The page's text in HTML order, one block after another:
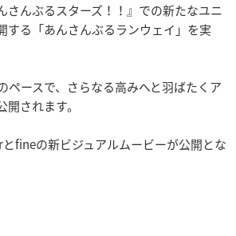
さんぶるスターズ！！』での新たなユニ
する「あんさんぶるランウェイ」を実
ペースで、さらなる高みへと羽ばたくア
されます。
fineの新ビジュアルムービーが公開とな